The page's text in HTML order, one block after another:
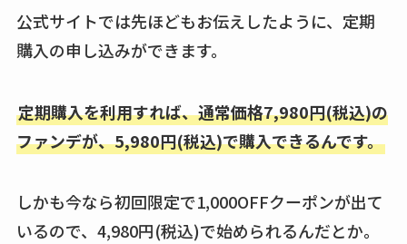
買える？値段や手荒
の料金は？セール・
半額になるのはい
つ？激安販売店・通
karseellはどこで売っ
公式サイトでは先ほどもお伝えしたように、定期
購入の申し込みができます。
定期購入を利用すれば、通常価格7,980円(税込)の
ファンデが、5,980円(税込)で購入できるんです。
しかも今なら初回限定で1,000OFFクーポンが出て
いるので、4,980円(税込)で始められるんだとか。